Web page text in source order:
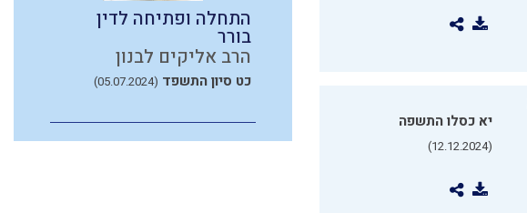
יא כסלו התשפה
(12.12.2024)
התחלה ופתיחה לדין
בורר
הרב אליקים לבנון
כט סיון התשפד (05.07.2024)